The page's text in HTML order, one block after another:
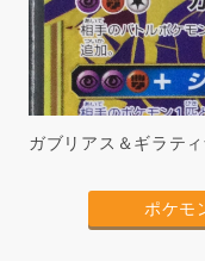
ガブリアス＆ギラテ
ポケモ